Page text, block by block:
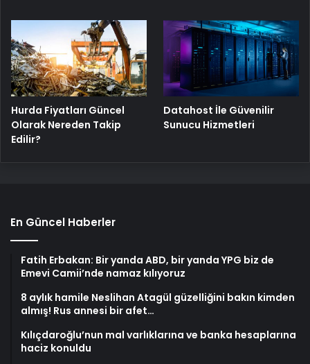
Hurda Fiyatları Güncel
Olarak Nereden Takip
Edilir?
Datahost İle Güvenilir
Sunucu Hizmetleri
En Güncel Haberler
Fatih Erbakan: Bir yanda ABD, bir yanda YPG biz de
Emevi Camii’nde namaz kılıyoruz
8 aylık hamile Neslihan Atagül güzelliğini bakın kimden
almış! Rus annesi bir afet…
Kılıçdaroğlu’nun mal varlıklarına ve banka hesaplarına
haciz konuldu